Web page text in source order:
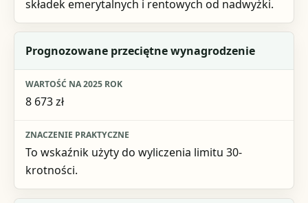
składek emerytalnych i rentowych od nadwyżki.
Prognozowane przeciętne wynagrodzenie
8 673 zł
To wskaźnik użyty do wyliczenia limitu 30-
krotności.